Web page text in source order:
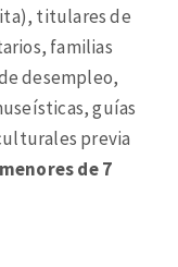
titulares de
familias
desempleo,
guías
previa
de 7